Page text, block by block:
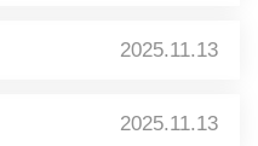
2025.11.13
2025.11.13